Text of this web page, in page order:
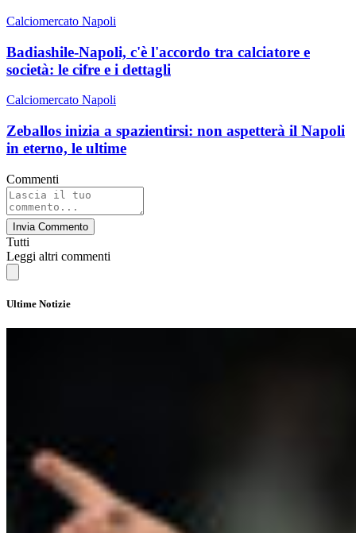
Calciomercato Napoli
Badiashile-Napoli, c'è l'accordo tra calciatore e
società: le cifre e i dettagli
Calciomercato Napoli
Zeballos inizia a spazientirsi: non aspetterà il Napoli
in eterno, le ultime
Commenti
Invia Commento
Tutti
Leggi altri commenti
Ultime Notizie